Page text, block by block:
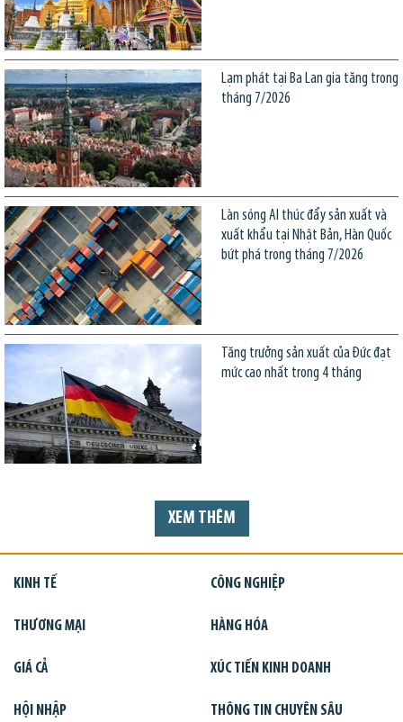
Lạm phát tại Ba Lan gia tăng trong
tháng 7/2026
Làn sóng AI thúc đẩy sản xuất và
xuất khẩu tại Nhật Bản, Hàn Quốc
bứt phá trong tháng 7/2026
Tăng trưởng sản xuất của Đức đạt
mức cao nhất trong 4 tháng
XEM THÊM
KINH TẾ CÔNG NGHIỆP
THƯƠNG MẠI HÀNG HÓA
GIÁ CẢ XÚC TIẾN KINH DOANH
HỘI NHẬP THÔNG TIN CHUYÊN SÂU